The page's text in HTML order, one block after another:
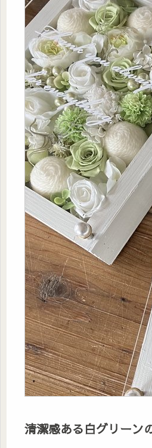
清潔感ある白グリーン